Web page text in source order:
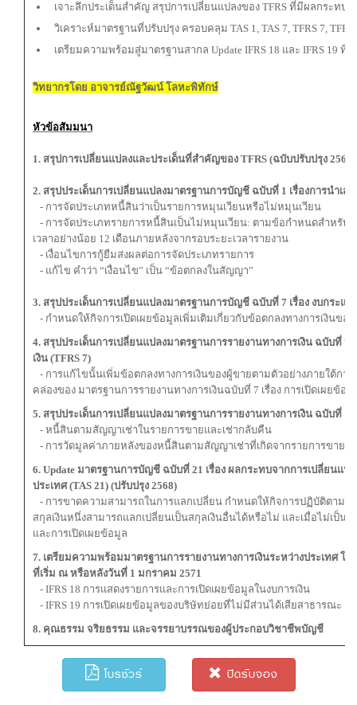
เจาะลึกประเด็นสำคัญ สรุปการเปลี่ยนแปลงของ TFRS ที่มีผลกระทบต่
วิเคราะห์มาตรฐานที่ปรับปรุง ครอบคลุม TAS 1, TAS 7, TFRS 7, TFRS
เตรียมความพร้อมสู่มาตรฐานสากล Update IFRS 18 และ IFRS 19 ที่
วิทยากรโดย อาจารย์ณัฐวัฒน์ โลหะพิทักษ์
หัวข้อสัมมนา
1. สรุปการเปลี่ยนแปลงและประเด็นที่สำคัญของ TFRS (ฉบับปรับปรุง 2567)
2. สรุปประเด็นการเปลี่ยนแปลงมาตรฐานการบัญชี ฉบับที่ 1 เรื่องการนำเสน
- การจัดประเภทหนี้สินว่าเป็นรายการหมุนเวียนหรือไม่หมุนเวียน
- การจัดประเภทรายการหนี้สินเป็นไม่หมุนเวียน: ตามข้อกำหนดสำหรับ
เวลาอย่างน้อย 12 เดือนภายหลังจากรอบระยะเวลารายงาน
- เงื่อนไขการกู้ยืมส่งผลต่อการจัดประเภทรายการ
- แก้ไข คําว่า “เงื่อนไข” เป็น “ข้อตกลงในสัญญา”
3. สรุปประเด็นการเปลี่ยนแปลงมาตรฐานการบัญชี ฉบับที่ 7 เรื่อง งบกระแส
- กําหนดให้กิจการเปิดเผยข้อมูลเพิ่มเติมเกี่ยวกับข้อตกลงทางการเงินขอ
4. สรุปประเด็นการเปลี่ยนแปลงมาตรฐานการรายงานทางการเงิน ฉบับที่ 7
เงิน (TFRS 7)
- การแก้ไขนั้นเพิ่มข้อตกลงทางการเงินของผู้ขายตามตัวอย่างภายใต้กา
คล่องของ มาตรฐานการรายงานทางการเงินฉบับที่ 7 เรื่อง การเปิดเผยข้อมู
5. สรุปประเด็นการเปลี่ยนแปลงมาตรฐานการรายงานทางการเงิน ฉบับที่
- หนี้สินตามสัญญาเช่าในรายการขายและเช่ากลับคืน
- การวัดมูลค่าภายหลังของหนี้สินตามสัญญาเช่าที่เกิดจากรายการขายแ
6. Update มาตรฐานการบัญชี ฉบับที่ 21 เรื่อง ผลกระทบจากการเปลี่ยนแป
ประเทศ (TAS 21) (ปรับปรุง 2568)
- การขาดความสามารถในการแลกเปลี่ยน กำหนดให้กิจการปฏิบัติตามแ
สกุลเงินหนึ่งสามารถแลกเปลี่ยนเป็นสกุลเงินอื่นได้หรือไม่ และเมื่อไม่เป็น
และการเปิดเผยข้อมูล
7. เตรียมความพร้อมมาตรฐานการรายงานทางการเงินระหว่างประเทศ
ที่เริ่ม ณ หรือหลังวันที่ 1 มกราคม 2571
- IFRS 18 การแสดงรายการและการเปิดเผยข้อมูลในงบการเงิน
- IFRS 19 การเปิดเผยข้อมูลของบริษัทย่อยที่ไม่มีส่วนได้เสียสาธารณะ
8. คุณธรรม จริยธรรม และจรรยาบรรณของผู้ประกอบวิชาชีพบัญชี
โบรชัวร์ ปิดรับจอง